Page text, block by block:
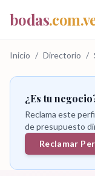
bodas
Inicio / Directorio /
¿Es tu
Reclama este
de presupuesto
Reclamar